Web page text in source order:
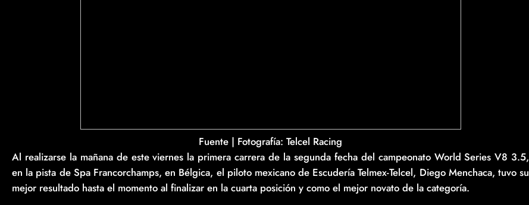
Fuente | Fotografí­a: Telcel Racing
Al realizarse la mañana de este viernes la primera carrera de la segunda fecha del campeonato World Series V8 3.5,
en la pista de Spa Francorchamps, en Bélgica, el piloto mexicano de Escudería Telmex-Telcel, Diego Menchaca, tuvo su
mejor resultado hasta el momento al finalizar en la cuarta posición y como el mejor novato de la categoría.